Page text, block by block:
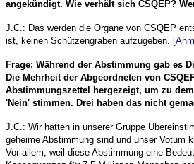
angekündigt. Wie verhält sich CSQEP?
J.C.: Das werden die Organe von CSQEP
ist, keinen Schützengraben aufzugeben. [Anm.
Frage: Während der Abstimmung gab es
Die Mehrheit der Abgeordneten von
Abstimmungszettel hergezeigt, um zu
'Nein' stimmen. Drei haben das nicht
J.C.: Wir hatten in unserer Gruppe
geheime Abstimmung sind und unser Votum
Vor allem, weil diese Abstimmung eine